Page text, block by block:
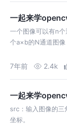
一起来学
一个图像可以有n
个a×b的N通道图像
7年前 2.4k
一起来学
src：输入图像的三
坐标。